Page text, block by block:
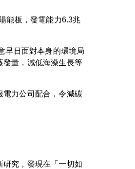
能板，發電能力6.3兆
早日面對本身的環境局
發量，減低海澡生長等
力公司配合，令減碳
究，發現在「一切如